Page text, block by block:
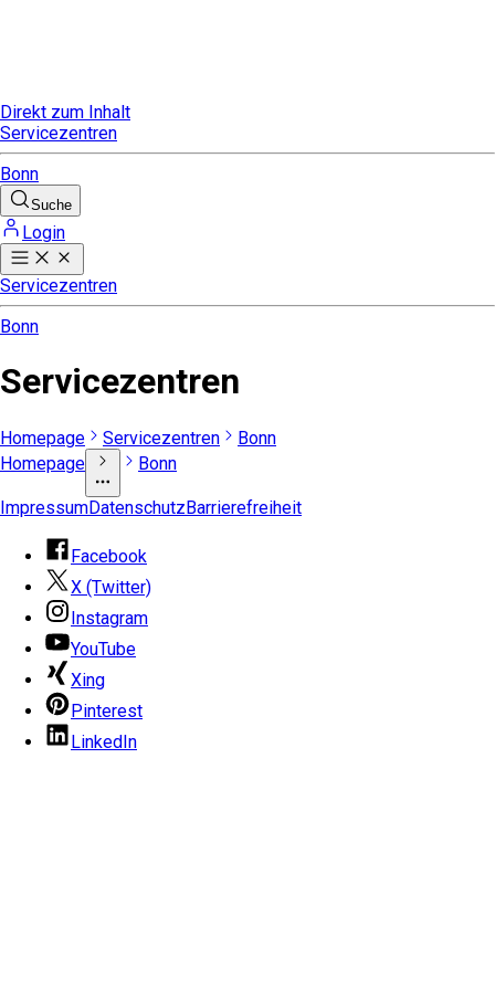
Direkt zum Inhalt
Servicezentren
Bonn
Suche
Login
Servicezentren
Bonn
Servicezentren
Homepage Servicezentren
Bonn
Homepage
Bonn
ImpressumDatenschutzBarrierefreiheit
Facebook
X (Twitter)
Instagram
YouTube
Xing
Pinterest
LinkedIn